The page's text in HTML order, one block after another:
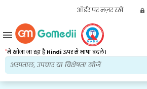
ऑर्डर पर नज़र रखें
*में खोजा जा रहा है Hindiऊपर से भाषा बदलें।
menu